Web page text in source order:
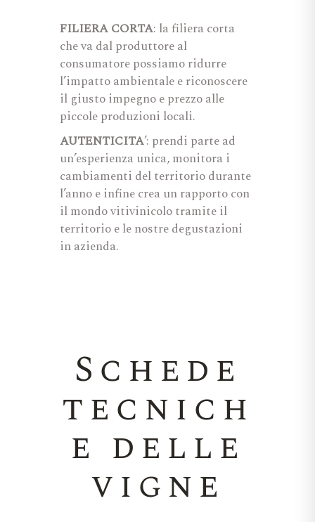
FILIERA CORTA: la filiera corta
che va dal produttore al
consumatore possiamo ridurre
l’impatto ambientale e riconoscere
il giusto impegno e prezzo alle
piccole produzioni locali.
AUTENTICITA’: prendi parte ad
un’esperienza unica, monitora i
cambiamenti del territorio durante
l’anno e infine crea un rapporto con
il mondo vitivinicolo tramite il
territorio e le nostre degustazioni
in azienda.
Schede
tecnich
e delle
vigne